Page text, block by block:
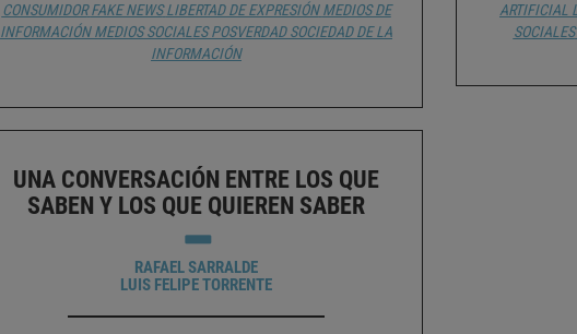
CONSUMIDOR FAKE NEWS LIBERTAD DE EXPRESIÓN MEDIOS DE
INFORMACIÓN MEDIOS SOCIALES POSVERDAD SOCIEDAD DE LA
INFORMACIÓN
ARTIFICIAL
SOCIALES
UNA CONVERSACIÓN ENTRE LOS QUE
SABEN Y LOS QUE QUIEREN SABER
RAFAEL SARRALDE
LUIS FELIPE TORRENTE